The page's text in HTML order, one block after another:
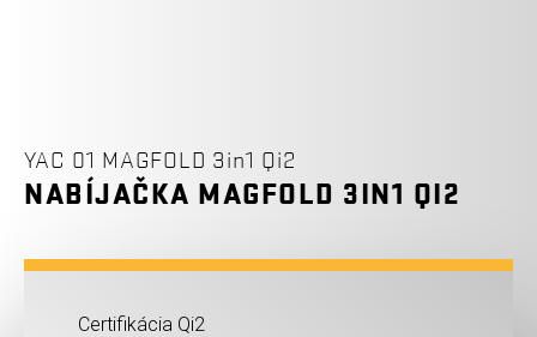
YAC 01 MAGFOLD 3in1 Qi2
NABÍJAČKA MAGFOLD 3IN1 QI2
Certifikácia Qi2